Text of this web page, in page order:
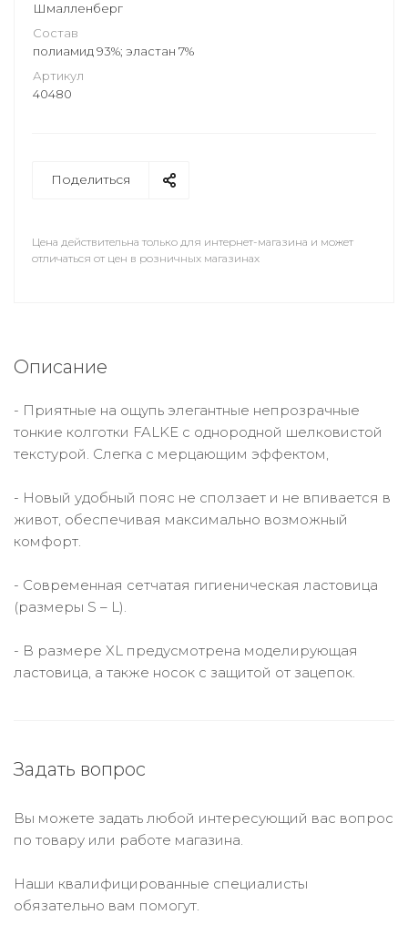
Шмалленберг
Состав
полиамид 93%; эластан 7%
Артикул
40480
Поделиться
Цена действительна только для интернет-магазина и может
отличаться от цен в розничных магазинах
Описание
- Приятные на ощупь элегантные непрозрачные
тонкие колготки FALKE с однородной шелковистой
текстурой. Слегка с мерцающим эффектом,
- Новый удобный пояс не сползает и не впивается в
живот, обеспечивая максимально возможный
комфорт.
- Современная сетчатая гигиеническая ластовица
(размеры S – L).
- В размере XL предусмотрена моделирующая
ластовица, а также носок с защитой от зацепок.
Задать вопрос
Вы можете задать любой интересующий вас вопрос
по товару или работе магазина.
Наши квалифицированные специалисты
обязательно вам помогут.